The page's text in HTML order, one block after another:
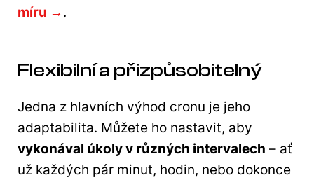
míru → .
Flexibilní a přizpůsobitelný
Jedna z hlavních výhod cronu je jeho
adaptabilita. Můžete ho nastavit, aby
vykonával úkoly v různých intervalech – ať
už každých pár minut, hodin, nebo dokonce